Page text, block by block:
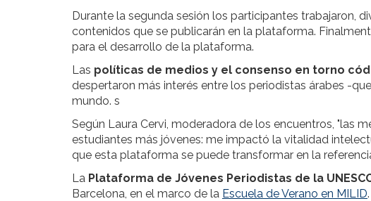
Durante la segunda sesión los participantes trabajaron,
contenidos que se publicarán en la plataforma.
para el desarrollo de la plataforma.
Las políticas de medios y el consenso en torno
despertaron más interés entre los periodistas árabes -
mundo. s
Según Laura Cervi, moderadora de los encuentros, "las
estudiantes más jóvenes: me impactó la vitalidad
que esta plataforma se puede transformar en la
La Plataforma de Jóvenes Periodistas de la
Barcelona, en el marco de la Escuela de Verano en MILID